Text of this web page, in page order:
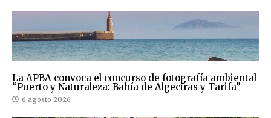
La APBA convoca el concurso de fotografía ambiental
“Puerto y Naturaleza: Bahía de Algeciras y Tarifa”
6 agosto 2026